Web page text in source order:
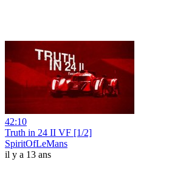
42:10
Truth in 24 II VF [1/2]
SpiritOfLeMans
il y a 13 ans